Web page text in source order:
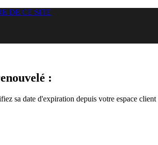
DE CE SITE
:
sa date d'expiration depuis votre espace